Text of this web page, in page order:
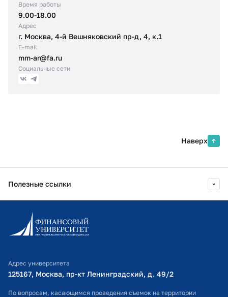
Время работы
9.00-18.00
Адрес
г. Москва, 4-й Вешняковский пр-д, 4, к.1
E-mail
mm-ar@fa.ru
Социальные сети
Наверх
Полезные ссылки
Информационно-образовательный портал
Личный кабинет поступающего
Оплата обучения
Расписание занятий
Адрес университета
125167, Москва, пр-кт Ленинградский, д. 49/2​
По вопросам, касающимся проведения съемок на территории